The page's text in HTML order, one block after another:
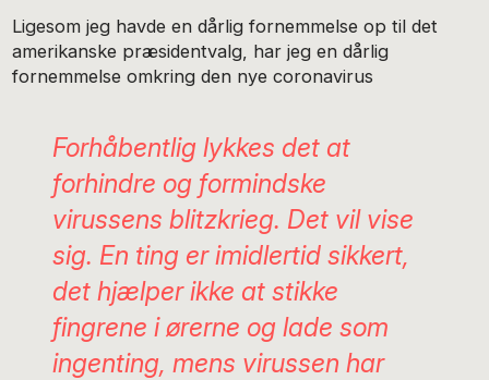
Ligesom jeg havde en dårlig fornemmelse op til det
amerikanske præsidentvalg, har jeg en dårlig
fornemmelse omkring den nye coronavirus
Forhåbentlig lykkes det at
forhindre og formindske
virussens blitzkrieg. Det vil vise
sig. En ting er imidlertid sikkert,
det hjælper ikke at stikke
fingrene i ørerne og lade som
ingenting, mens virussen har